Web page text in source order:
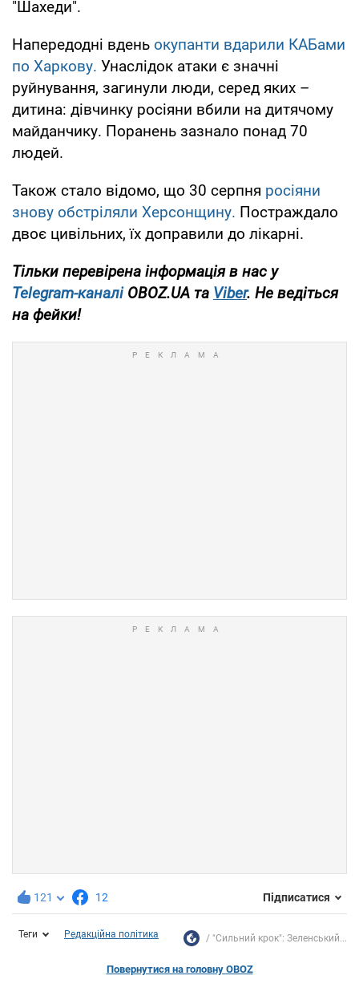
"Шахеди".
Напередодні вдень окупанти вдарили КАБами
по Харкову. Унаслідок атаки є значні
руйнування, загинули люди, серед яких –
дитина: дівчинку росіяни вбили на дитячому
майданчику. Поранень зазнало понад 70
людей.
Також стало відомо, що 30 серпня росіяни
знову обстріляли Херсонщину. Постраждало
двоє цивільних, їх доправили до лікарні.
Тільки перевірена інформація в нас у
Telegram-каналіOBOZ.UA та Viber. Не ведіться
на фейки!
121 12 Підписатися
Теги Редакційна політика "Сильний крок": Зеленський...
Повернутися на головну OBOZ